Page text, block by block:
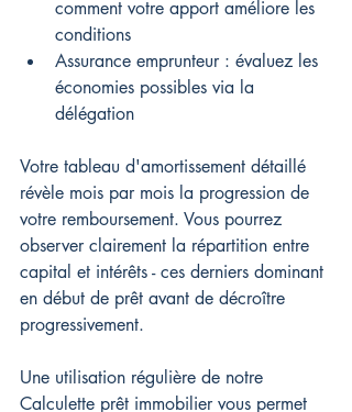
comment votre apport améliore les
conditions
Assurance emprunteur : évaluez les
économies possibles via la
délégation
Votre tableau d'amortissement détaillé
révèle mois par mois la progression de
votre remboursement. Vous pourrez
observer clairement la répartition entre
capital et intérêts - ces derniers dominant
en début de prêt avant de décroître
progressivement.
Une utilisation régulière de notre
Calculette prêt immobilier vous permet